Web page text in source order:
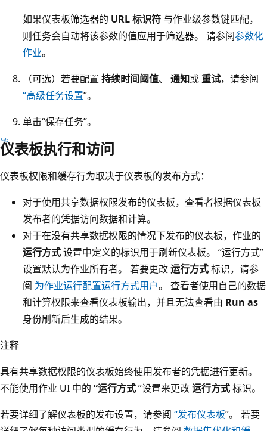
如果仪表板筛选器的 URL 标识符 与作业级参数键匹配，
则任务会自动将该参数的值应用于筛选器。 请参阅参数化
作业。
（可选）若要配置 持续时间阈值、 通知或重试，请参阅
“高级任务设置”。
单击“保存任务”。
仪表板执行和访问
仪表板权限和缓存行为取决于仪表板的发布方式：
对于使用共享数据权限发布的仪表板，查看者根据仪表板
发布者的凭据访问数据和计算。
对于在没有共享数据权限的情况下发布的仪表板，作业的
运行方式设置中定义的标识用于刷新仪表板。 “运行方式”
设置默认为作业所有者。
若要更改运行方式标识，请参
阅 为作业运行配置运行方式用户。 查看者使用自己的数据
和计算权限来查看仪表板输出，并且无法查看由 Run as
身份刷新后生成的结果。
注释
具有共享数据权限的仪表板始终使用发布者的凭据进行更新。
不能使用作业 UI 中的 “运行方式”设置来更改运行方式标识。
若要详细了解仪表板的发布设置，请参阅 “发布仪表板”。 若要